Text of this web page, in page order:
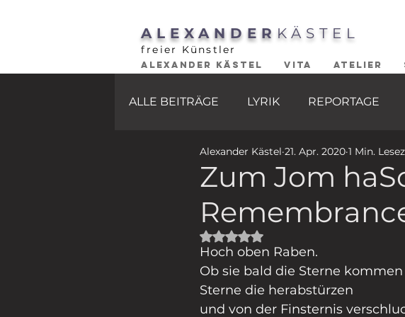
ALEXANDER KÄSTEL
freier Künstler
ALEXANDER KÄSTEL VITA ATELIER
ALLE BEITRÄGE LYRIK REPORTAGE
Zum Jom
Alexander Kästel 21. Apr. 2020 1 Min.
Mit NaN von 5 Sternen bewertet.
Hoch oben Raben.
Ob sie bald die Sterne kommen
Sterne die herabstürzen
und von der Finsternis